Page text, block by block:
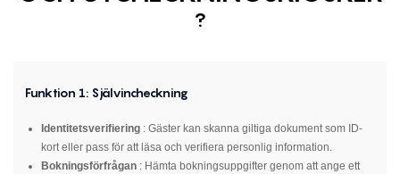
?
Funktion 1: Självincheckning
Identitetsverifiering : Gäster kan skanna giltiga dokument som ID-
kort eller pass för att läsa och verifiera personlig information.
Bokningsförfrågan : Hämta bokningsuppgifter genom att ange ett